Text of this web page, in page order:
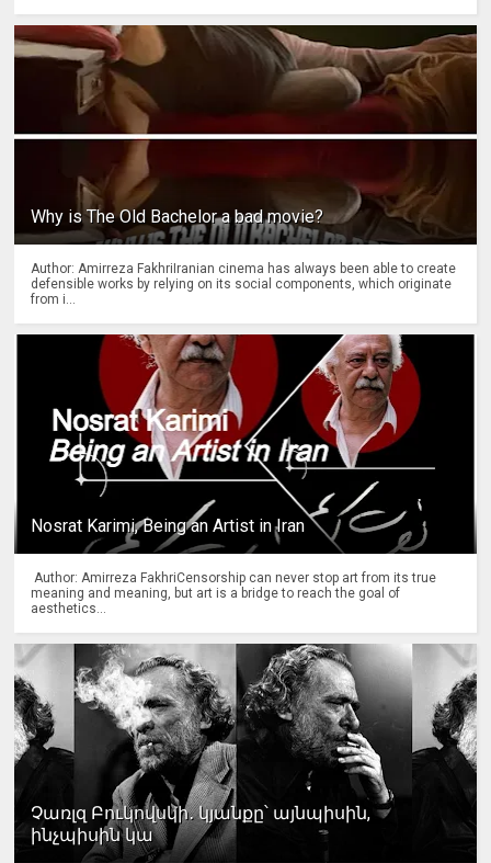
Why is The Old Bachelor a bad movie?
Author: Amirreza FakhriIranian cinema has always been able to create
defensible works by relying on its social components, which originate
from i...
Nosrat Karimi, Being an Artist in Iran
Author: Amirreza FakhriCensorship can never stop art from its true
meaning and meaning, but art is a bridge to reach the goal of
aesthetics...
Չառլզ Բուկովսկի․ կյանքը՝ այնպիսին,
ինչպիսին կա